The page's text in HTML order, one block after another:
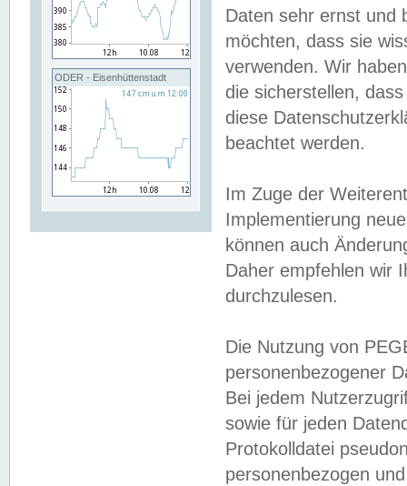
ODER - Eisenhüttenstadt
Daten sehr ernst und
möchten, dass sie
verwenden. Wir
die sicherstellen,
diese
beachtet werden.
Im Zuge der
Implementierung
können auch
Daher empfehlen wir
durchzulesen.
Die Nutzung von
personenbezogener
Bei jedem
sowie für jeden
Protokolldatei
personenbezogen